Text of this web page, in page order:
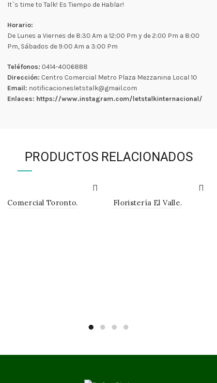
It`s time to Talk! Es Tiempo de Hablar!
Horario:
De Lunes a Viernes de 8:30 Am a 12:00 Pm y de 2:00 Pm a 8:00
Pm, Sábados de 9:00 Am a 3:00 Pm
Teléfonos: 0414-4006888
Dirección: Centro Comercial Metro Plaza Mezzanina Local 10
Email: notificacionesletstalk@gmail.com
Enlaces: https://www.instagram.com/letstalkinternacional/
PRODUCTOS RELACIONADOS
Comercial Toronto. Floristería El Valle.